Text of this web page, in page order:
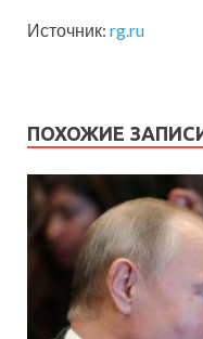
Источник: rg.ru
ПОХОЖИЕ